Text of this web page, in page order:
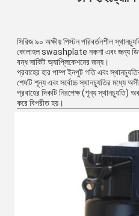
সিরিজ ৯০ অক্ষীয় পিস্টন পরিবর্তনশীল
কোলাহল swashplate নকশা এবং জন্য
বন্ধ সার্কিট অ্যাপ্লিকেশনের জন্য।
প্রবাহের হার পাম্প ইনপুট গতি এবং
শেষটি শূন্য এবং সর্বোচ্চ স্থানচ্যুতির মধ্যে
প্রবাহের দিকটি নিরপেক্ষ (শূন্য স্থানচ্যুতি)
করে বিপরীত হয়।